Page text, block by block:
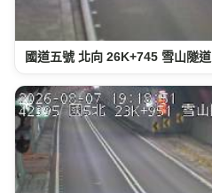
國道五號 北向 26K+745 雪山隧道